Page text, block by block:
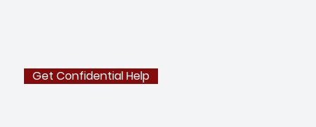
Get Confidential Help